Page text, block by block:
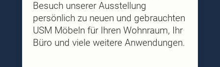
Besuch unserer Ausstellung
persönlich zu neuen und gebrauchten
USM Möbeln für Ihren Wohnraum, Ihr
Büro und viele weitere Anwendungen.